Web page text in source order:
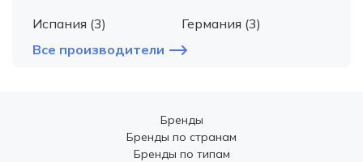
Испания (3)
Германия (3)
Все производители
Бренды
Бренды по странам
Бренды по типам